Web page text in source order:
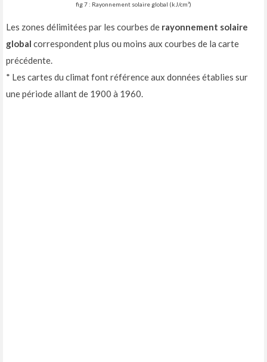
fig 7 : Rayonnement solaire global (kJ/cm²)
Les zones délimitées par les courbes de rayonnement solaire
global correspondent plus ou moins aux courbes de la carte
précédente.
* Les cartes du climat font référence aux données établies sur
une période allant de 1900 à 1960.